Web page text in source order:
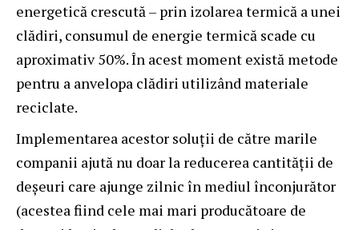
energetică crescută – prin izolarea termică a unei
clădiri, consumul de energie termică scade cu
aproximativ 50%. În acest moment există metode
pentru a anvelopa clădiri utilizând materiale
reciclate.
Implementarea acestor soluții de către marile
companii ajută nu doar la reducerea cantității de
deșeuri care ajunge zilnic în mediul înconjurător
(acestea fiind cele mai mari producătoare de